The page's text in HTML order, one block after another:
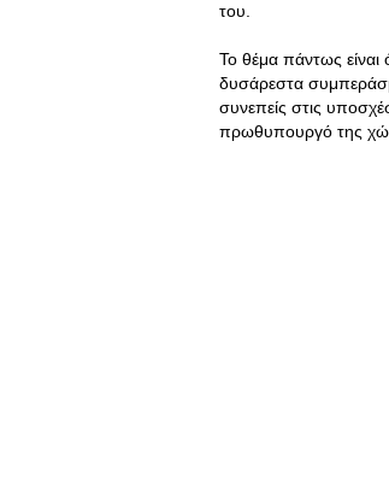
του.
Το θέμα πάντως είναι
δυσάρεστα
συνεπείς στις
πρωθυπουργό της